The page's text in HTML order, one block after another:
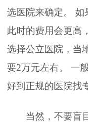
选医院来确定。 如
此时的费用会更高
选择公立医院，当
要2万元左右。 一
好到正规的医院找
当然，不要盲